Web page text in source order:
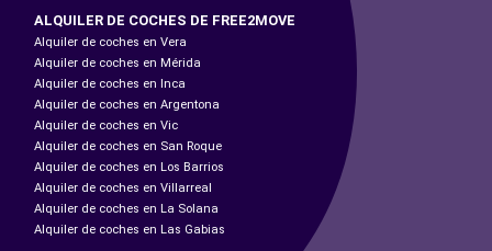
ALQUILER DE COCHES DE FREE2MOVE
Alquiler de coches en Vera
Alquiler de coches en Mérida
Alquiler de coches en Inca
Alquiler de coches en Argentona
Alquiler de coches en Vic
Alquiler de coches en San Roque
Alquiler de coches en Los Barrios
Alquiler de coches en Villarreal
Alquiler de coches en La Solana
Alquiler de coches en Las Gabias